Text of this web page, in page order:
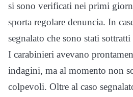
si sono verificati nei primi
sporta regolare denuncia. In
segnalato che sono stati
I carabinieri avevano
indagini, ma al momento non
colpevoli. Oltre al caso